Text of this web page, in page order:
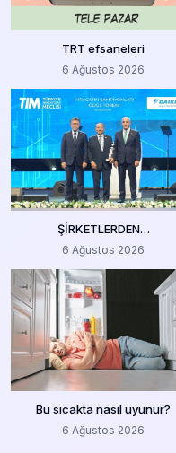
TRT efsaneleri
6 Ağustos 2026
ŞİRKETLERDEN…
6 Ağustos 2026
Bu sıcakta nasıl uyunur?
6 Ağustos 2026